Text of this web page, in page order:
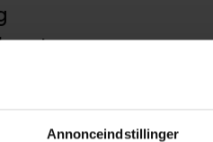
Annonceindstillinger
og